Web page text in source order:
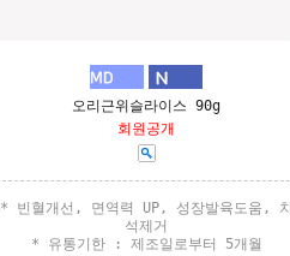
오리근위슬라이스 90g
회원공개
* 빈혈개선, 면역력 UP, 성장발육도움, 치
석제거
* 유통기한 : 제조일로부터 5개월